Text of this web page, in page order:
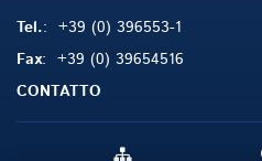
Tel.: +39 (0) 396553-1
Fax: +39 (0) 39654516
CONTATTO